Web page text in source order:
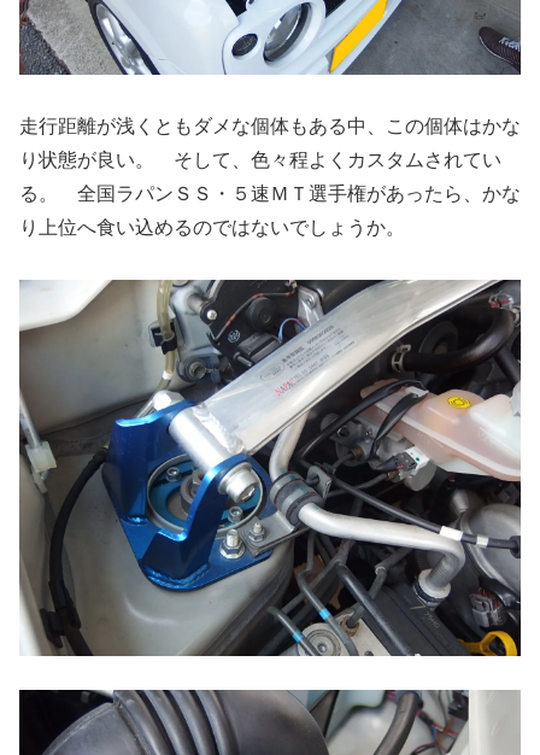
走行距離が浅くともダメな個体もある中、この個体はかな
り状態が良い。 そして、色々程よくカスタムされてい
る。 全国ラパンＳＳ・５速ＭＴ選手権があったら、かな
り上位へ食い込めるのではないでしょうか。